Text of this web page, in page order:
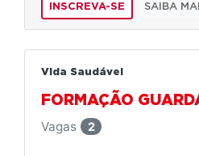
INSCREVA-SE SAIBA
Vida Saudável
FORMAÇÃO
Vagas
2